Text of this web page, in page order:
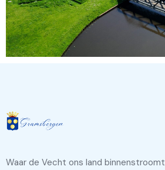
Waar de Vecht ons land binnenstroomt